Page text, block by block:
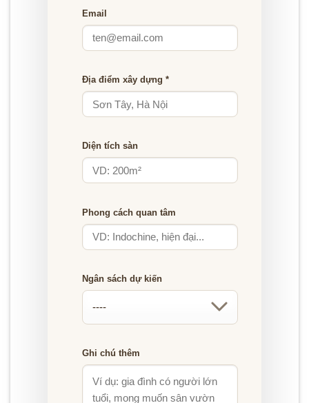
Email
Địa điểm xây dựng *
Diện tích sàn
Phong cách quan tâm
Ngân sách dự kiến
Ghi chú thêm